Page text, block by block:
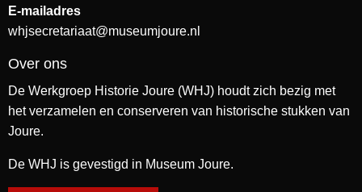
E-mailadres
whjsecretariaat@museumjoure.nl
Over ons
De Werkgroep Historie Joure (WHJ) houdt zich bezig met
het verzamelen en conserveren van historische stukken van
Joure.
De WHJ is gevestigd in Museum Joure.